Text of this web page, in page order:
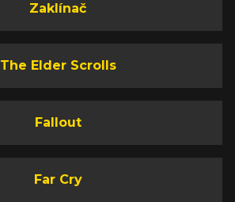
Zaklínač
The Elder Scrolls
Fallout
Far Cry